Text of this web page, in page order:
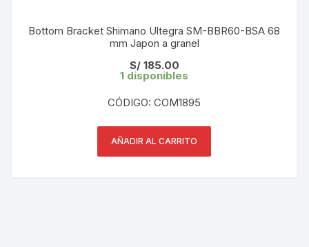
Bottom Bracket Shimano Ultegra SM-BBR60-BSA 68
mm Japon a granel
S/185.00
1 disponibles
CÓDIGO: COM1895
AÑADIR AL CARRITO